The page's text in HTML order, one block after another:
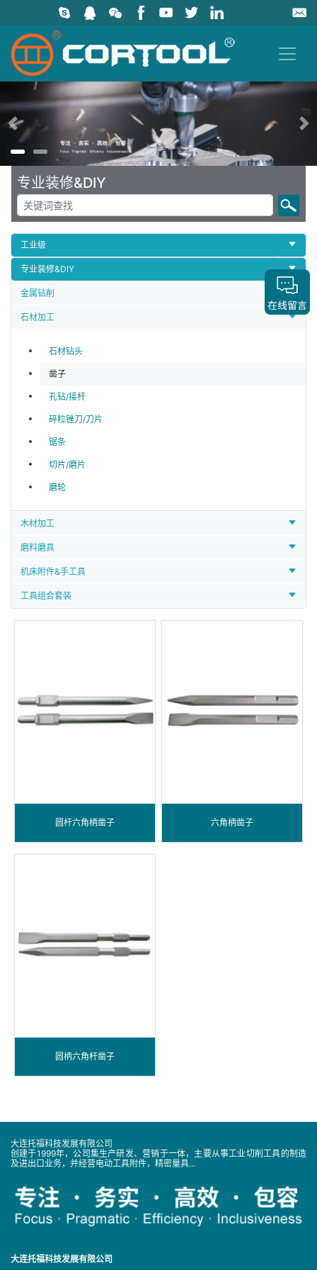
上一页
专业装修&DIY
工业级
专业装修&DIY
金属钻削
石材加工
石材钻头
凿子
孔钻/接杆
碎粒锉刀/刀片
锯条
切片/磨片
磨轮
木材加工
磨料磨具
机床附件&手工具
工具组合套装
圆杆六角柄凿子 六角柄凿子
圆柄六角杆凿子
大连托福科技发展有限公司
创建于1999年，公司集生产研发、营销于一体，主要从事工业切削工具的制造
及进出口业务，并经营电动工具附件，精密量具...
大连托福科技发展有限公司